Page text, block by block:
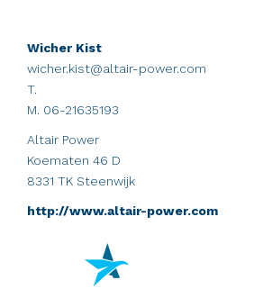
Wicher Kist
wicher.kist@altair-power.com
T.
M. 06-21635193
Altair Power
Koematen 46 D
8331 TK Steenwijk
http://www.altair-power.com